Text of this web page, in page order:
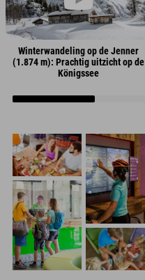
Winterwandeling op de Jenner
(1.874 m): Prachtig uitzicht op de
Königssee